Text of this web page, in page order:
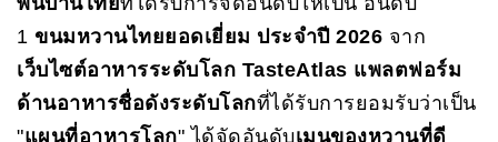
1 ขนมหวานไทยยอดเยี่ยม ประจำปี 2026 จาก
เว็บไซต์อาหารระดับโลก TasteAtlas แพลตฟอร์ม
ด้านอาหารชื่อดังระดับโลกที่ได้รับการยอมรับว่าเป็น
"แผนที่อาหารโลก" ได้จัดอันดับเมนูของหวานที่ดี